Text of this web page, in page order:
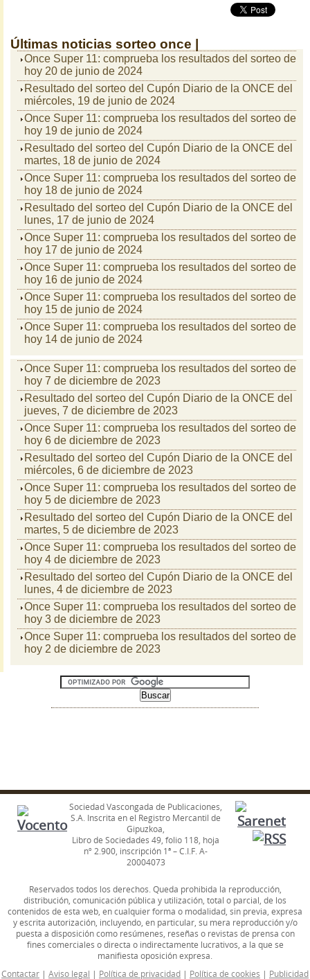
Últimas noticias sorteo once |
Once Super 11: comprueba los resultados del sorteo de
hoy 20 de junio de 2024
Resultado del sorteo del Cupón Diario de la ONCE del
miércoles, 19 de junio de 2024
Once Super 11: comprueba los resultados del sorteo de
hoy 19 de junio de 2024
Resultado del sorteo del Cupón Diario de la ONCE del
martes, 18 de junio de 2024
Once Super 11: comprueba los resultados del sorteo de
hoy 18 de junio de 2024
Resultado del sorteo del Cupón Diario de la ONCE del
lunes, 17 de junio de 2024
Once Super 11: comprueba los resultados del sorteo de
hoy 17 de junio de 2024
Once Super 11: comprueba los resultados del sorteo de
hoy 16 de junio de 2024
Once Super 11: comprueba los resultados del sorteo de
hoy 15 de junio de 2024
Once Super 11: comprueba los resultados del sorteo de
hoy 14 de junio de 2024
Once Super 11: comprueba los resultados del sorteo de
hoy 7 de diciembre de 2023
Resultado del sorteo del Cupón Diario de la ONCE del
jueves, 7 de diciembre de 2023
Once Super 11: comprueba los resultados del sorteo de
hoy 6 de diciembre de 2023
Resultado del sorteo del Cupón Diario de la ONCE del
miércoles, 6 de diciembre de 2023
Once Super 11: comprueba los resultados del sorteo de
hoy 5 de diciembre de 2023
Resultado del sorteo del Cupón Diario de la ONCE del
martes, 5 de diciembre de 2023
Once Super 11: comprueba los resultados del sorteo de
hoy 4 de diciembre de 2023
Resultado del sorteo del Cupón Diario de la ONCE del
lunes, 4 de diciembre de 2023
Once Super 11: comprueba los resultados del sorteo de
hoy 3 de diciembre de 2023
Once Super 11: comprueba los resultados del sorteo de
hoy 2 de diciembre de 2023
Sociedad Vascongada de Publicaciones,
S.A. Inscrita en el Registro Mercantil de
Gipuzkoa,
Libro de Sociedades 49, folio 118, hoja
nº 2.900, inscripción 1ª – C.I.F. A-
20004073
Reservados todos los derechos. Queda prohibida la reproducción,
distribución, comunicación pública y utilización, total o parcial, de los
contenidos de esta web, en cualquier forma o modalidad, sin previa, expresa
y escrita autorización, incluyendo, en particular, su mera reproducción y/o
puesta a disposición como resúmenes, reseñas o revistas de prensa con
fines comerciales o directa o indirectamente lucrativos, a la que se
manifiesta oposición expresa.
Contactar | Aviso legal | Política de privacidad | Política de cookies | Publicidad